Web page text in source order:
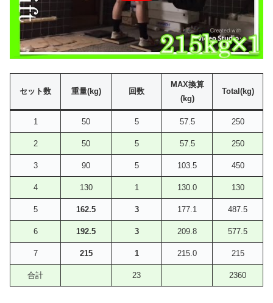
セット数 重量(kg) 回数
MAX換算
(kg)
Total(kg)
1 50 5 57.5 250
2 50 5 57.5 250
3 90 5 103.5 450
4 130 1 130.0 130
5 162.5 3 177.1 487.5
6 192.5 3 209.8 577.5
7 215 1 215.0 215
合計 23 2360